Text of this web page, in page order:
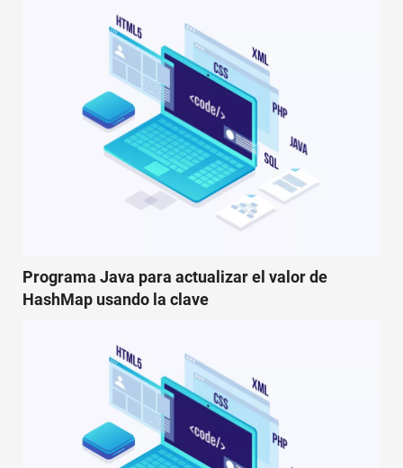
Programa Java para actualizar el valor de
HashMap usando la clave